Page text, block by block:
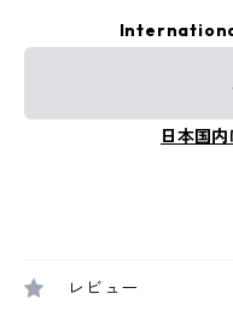
日本国
レビュー